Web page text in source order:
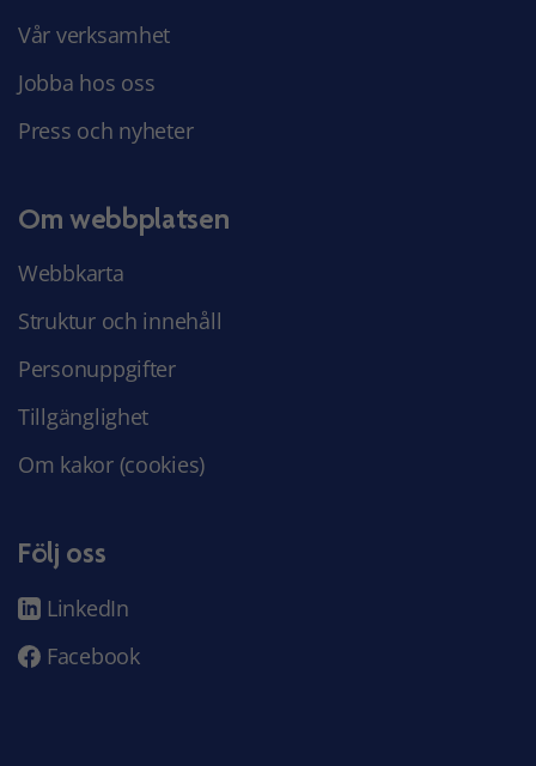
Vår verksamhet
Jobba hos oss
Press och nyheter
Om webbplatsen
Webbkarta
Struktur och innehåll
Personuppgifter
Tillgänglighet
Om kakor (cookies)
Följ oss
LinkedIn
Facebook